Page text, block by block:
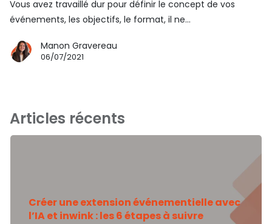
Vous avez travaillé dur pour définir le concept de vos
événements, les objectifs, le format, il ne…
Manon Gravereau
06/07/2021
Articles récents
Créer une extension événementielle avec
l’IA et inwink : les 6 étapes à suivre